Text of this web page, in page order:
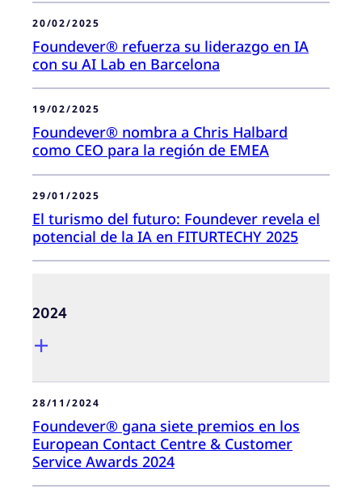
20/02/2025
Foundever® refuerza su liderazgo en IA
con su AI Lab en Barcelona
19/02/2025
Foundever® nombra a Chris Halbard
como CEO para la región de EMEA
29/01/2025
El turismo del futuro: Foundever revela el
potencial de la IA en FITURTECHY 2025
2024
28/11/2024
Foundever® gana siete premios en los
European Contact Centre & Customer
Service Awards 2024